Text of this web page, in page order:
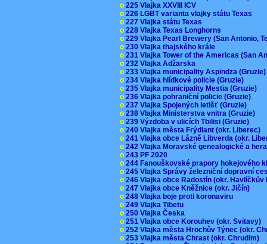
o 225 Vlajka XXVIII ICV
o 226 LGBT varianta vlajky státu Texas
o 227 Vlajka státu Texas
o 228 Vlajka Texas Longhorns
o 229 Vlajka Pearl Brewery (San Antonio,
o 230 Vlajka thajského krále
o 231 Vlajka Tower of the Americas (San
o 232 Vlajka Adžarska
o 233 Vlajka municipality Aspindza
o 234 Vlajka hlídkové policie (Gruzie)
o 235 Vlajka municipality Mestia (Gruzie)
o 236 Vlajka pohraniční policie (Gruzie)
o 237 Vlajka Spojených letišť (Gruzie)
o 238 Vlajka Ministerstva vnitra (Gruzie)
o 239 Výzdoba v ulicích Tbilisi (Gruzie)
o 240 Vlajka města Frýdlant (okr. Liberec)
o 241 Vlajka obce Lázně Libverda (okr.
o 242 Vlajka Moravské genealogické a
o 243 PF 2020
o 244 Fanouškovské prapory hokejového
o 245 Vlajka Správy železniční dopravní
o 246 Vlajka obce Radostín (okr.
o 247 Vlajka obce Kněžnice (okr. Jičín)
o 248 Vlajka boje proti koronaviru
o 249 Vlajka Tibetu
o 250 Vlajka Česka
o 251 Vlajka obce Korouhev (okr. Svitavy)
o 252 Vlajka města Hrochův Týnec (okr.
o 253 Vlajka města Chrast (okr. Chrudim)